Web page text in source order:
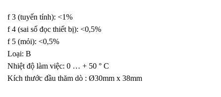
f 3 (tuyến tính): <1%
f 4 (sai số đọc thiết bị): <0,5%
f 5 (mỏi): <0,5%
Loại: B
Nhiệt độ làm việc: 0 … + 50 ° C
Kích thước đầu thăm dò : Ø30mm x 38mm